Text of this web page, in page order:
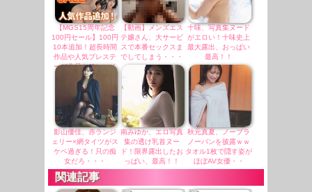
【MGS15周年記念
100円セール】100円
10本追加！超長時間
作品や人気プレステ
ージ作品もワンコイ
ン継続中！
【動画】メンズエス
テ嬢さん、大サービ
スで本番セックスま
でしてしまう・・・
十味、写真集ヌード
がエロい！十味史上
最大露出、おっぱい
最高！！
影山優佳、赤ランジ
ェリー×網タイツがス
ケベ過ぎる！只の痴
女だろ・・・
南みゆか、エロ写真
集の透け乳首ヌー
ド！限界露出したお
っぱい、最高！！
秋元真夏、ノーブラ
ノーパンを披露ｗｗ
タオル1枚で隠す姿が
ほぼAV女優・・
関連記事